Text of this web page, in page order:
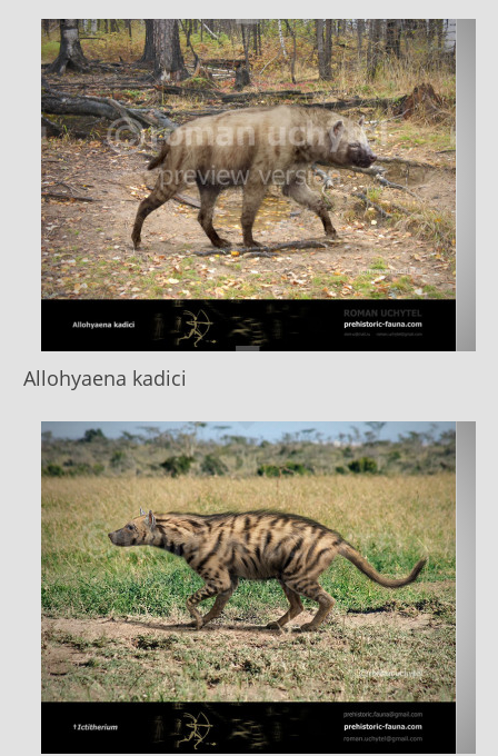
Allohyaena kadici